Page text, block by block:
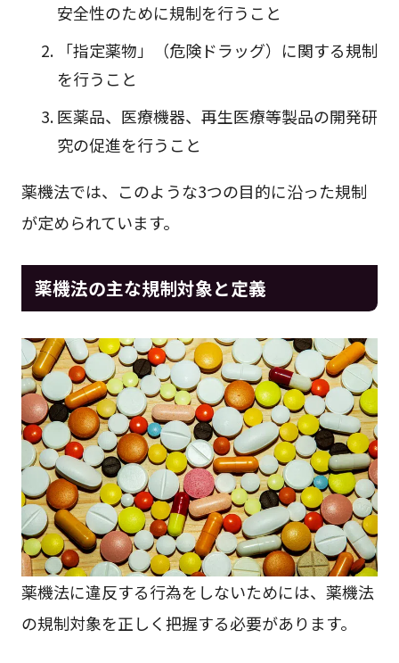
安全性のために規制を行うこと
「指定薬物」（危険ドラッグ）に関する規制
を行うこと
医薬品、医療機器、再生医療等製品の開発研
究の促進を行うこと
薬機法では、このような3つの目的に沿った規制
が定められています。
薬機法の主な規制対象と定義
薬機法に違反する行為をしないためには、薬機法
の規制対象を正しく把握する必要があります。